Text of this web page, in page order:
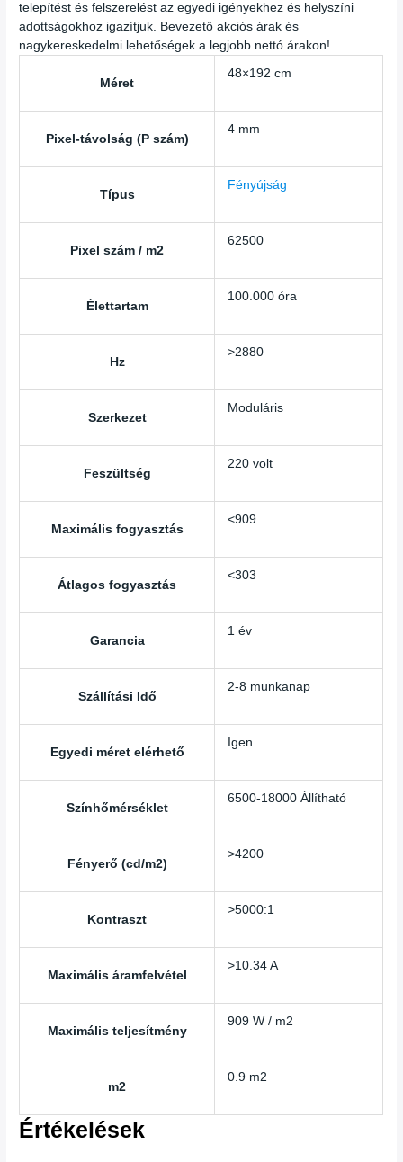
telepítést és felszerelést az egyedi igényekhez és helyszíni
adottságokhoz igazítjuk. Bevezető akciós árak és
nagykereskedelmi lehetőségek a legjobb nettó árakon!
Méret
48×192 cm
Pixel-távolság (P szám)
4 mm
Típus
Fényújság
Pixel szám / m2
62500
Élettartam
100.000 óra
Hz
>2880
Szerkezet
Moduláris
Feszültség
220 volt
Maximális fogyasztás
<909
Átlagos fogyasztás
<303
Garancia
1 év
Szállítási Idő
2-8 munkanap
Egyedi méret elérhető
Igen
Színhőmérséklet
6500-18000 Állítható
Fényerő (cd/m2)
>4200
Kontraszt
>5000:1
Maximális áramfelvétel
>10.34 A
Maximális teljesítmény
909 W / m2
m2
0.9 m2
Értékelések